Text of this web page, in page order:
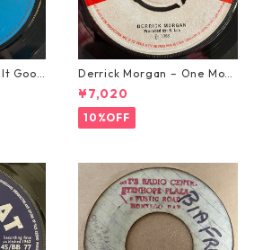
Good
Derrick Morgan – One Morn
ing In May【7-21653】
¥7,020
10%OFF